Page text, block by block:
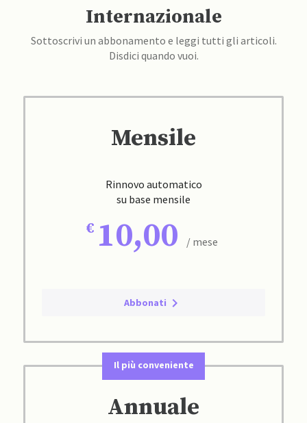
Internazionale
Sottoscrivi un abbonamento e leggi tutti gli articoli.
Disdici quando vuoi.
Mensile
Rinnovo automatico
su base mensile
10,00 / mese
Abbonati
Il più conveniente
Annuale